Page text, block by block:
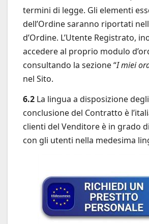
termini di legge. Gli elementi
dell’Ordine saranno riportati
d’Ordine. L’Utente Registrato,
accedere al proprio modulo
consultando la sezione “I miei
nel Sito.
6.2 La lingua a disposizione
conclusione del Contratto è
clienti del Venditore è in grado
con gli utenti nella medesima